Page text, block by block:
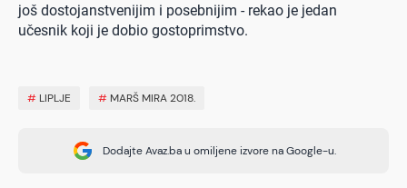
još dostojanstvenijim i posebnijim - rekao je jedan
učesnik koji je dobio gostoprimstvo.
# LIPLJE # MARŠ MIRA 2018.
Dodajte Avaz.ba u omiljene izvore na Google-u.